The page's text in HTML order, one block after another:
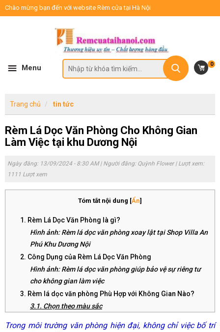
Chào mừng bạn đến với website Rèm cửa tại Hà Nội
Menu 0
Trang chủ tin tức
Rèm Lá Dọc Văn Phòng Cho Không Gian
Làm Việc tại khu Dương Nội
Ngày đăng: 13/09/2024 - 8:30 AM | Người đăng: Quỳnh Flower| Lượt xem:
1111 Lượt xem
Tóm tắt nội dung [Ẩn]
1. Rèm Lá Dọc Văn Phòng là gì?
Hình ảnh: Rèm lá dọc văn phòng xoay lật tại Shop Villa An
Phú Khu Dương Nội
2. Công Dụng của Rèm Lá Dọc Văn Phòng
Hình ảnh:Rèm lá dọc văn phòng giúp bảo vệ sự riêng tư
cho không gian làm việc
3. Rèm lá dọc văn phòng Phù Hợp với Không Gian Nào?
3.1. Chọn theo màu sắc
Trong môi trường văn phòng hiện đại, không chỉ việc bố trí